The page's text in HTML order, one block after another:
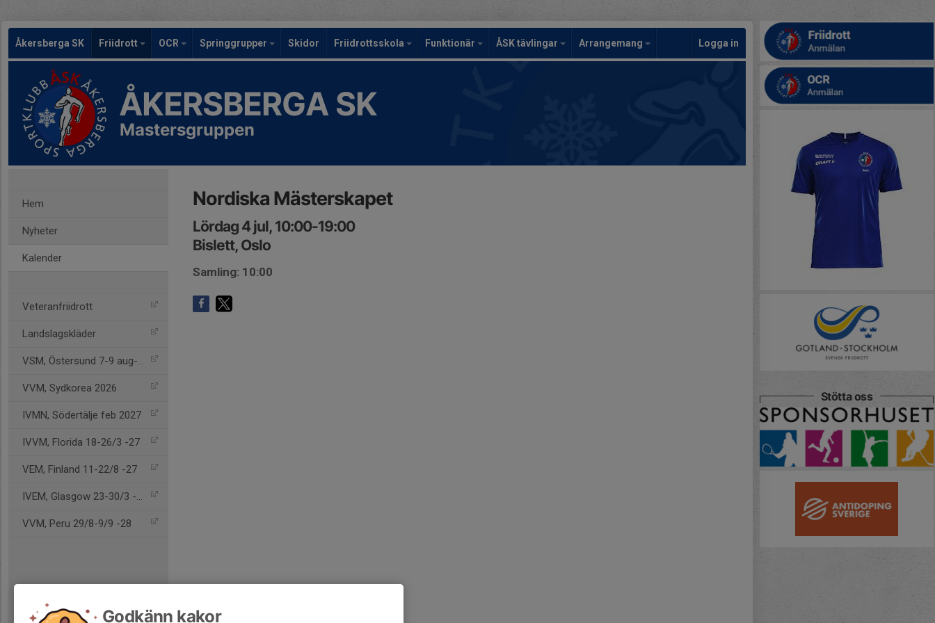
Åkersberga SK Friidrott OCR Springgrupper Skidor Friidrottsskola Funktionär ÅSK tävlingar Arrangemang Logga in
ÅKERSBERGA SK
Mastersgruppen
Hem
Nyheter
Kalender
Veteranfriidrott
Landslagskläder
VSM, Östersund 7-9 aug-26
VVM, Sydkorea 2026
IVMN, Södertälje feb 2027
IVVM, Florida 18-26/3 -27
VEM, Finland 11-22/8 -27
IVEM, Glasgow 23-30/3 -28
VVM, Peru 29/8-9/9 -28
Nordiska Mästerskapet
Lördag 4 jul, 10:00-19:00
Bislett, Oslo
Samling: 10:00
Stötta oss
Godkänn kakor